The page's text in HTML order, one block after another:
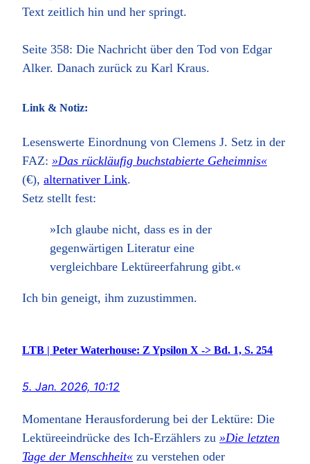
Text zeitlich hin und her springt.
Seite 358: Die Nachricht über den Tod von Edgar
Alker. Danach zurück zu Karl Kraus.
Link & Notiz:
Lesenswerte Einordnung von Clemens J. Setz in der
FAZ: »Das rückläufig buchstabierte Geheimnis«
(€), alternativer Link.
Setz stellt fest:
»Ich glaube nicht, dass es in der
gegenwärtigen Literatur eine
vergleichbare Lektüreerfahrung gibt.«
Ich bin geneigt, ihm zuzustimmen.
LTB | Peter Waterhouse: Z Ypsilon X -> Bd. 1, S. 254
5. Jan. 2026, 10:12
Momentane Herausforderung bei der Lektüre: Die
Lektüreeindrücke des Ich-Erzählers zu »Die letzten
Tage der Menschheit« zu verstehen oder